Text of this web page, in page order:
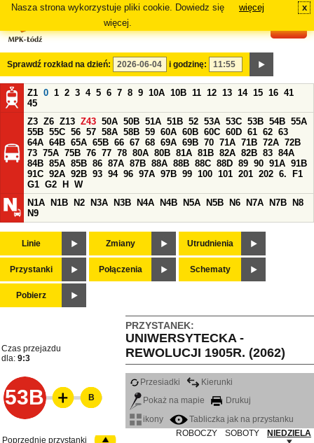
Nasza strona wykorzystuje pliki cookie. Dowiedz się
więcej.
więcej x
Sprawdź rozkład na dzień: i godzinę:
Z1 0 1 2 3 4 5 6 7 8 9 10A 10B 11 12 13 14 15 16 41
45
Z3 Z6 Z13 Z43 50A 50B 51A 51B 52 53A 53C 53B 54B 55A
55B 55C 56 57 58A 58B 59 60A 60B 60C 60D 61 62 63
64A 64B 65A 65B 66 67 68 69A 69B 70 71A 71B 72A 72B
73 75A 75B 76 77 78 80A 80B 81A 81B 82A 82B 83 84A
84B 85A 85B 86 87A 87B 88A 88B 88C 88D 89 90 91A 91B
91C 92A 92B 93 94 96 97A 97B 99 100 101 201 202 6.
F1
G1 G2 H
W
N1A
N1B N2 N3A N3B N4A N4B N5A N5B N6 N7A N7B
N8
N9
Linie Zmiany Utrudnienia
Przystanki Połączenia Schematy
Pobierz
PRZYSTANEK:
UNIWERSYTECKA -
REWOLUCJI 1905R. (2062)
Czas przejazdu
dla: 9:3
53B
Przesiadki
Kierunki
Pokaż na mapie
Drukuj
ikony
Tabliczka jak na przystanku
ROBOCZY
SOBOTY
NIEDZIELA
B
Poprzednie przystanki